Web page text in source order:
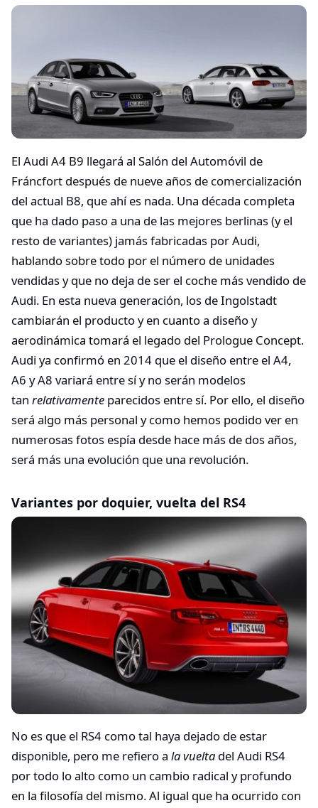
El Audi A4 B9 llegará al Salón del Automóvil de
Fráncfort después de nueve años de comercialización
del actual B8, que ahí es nada. Una década completa
que ha dado paso a una de las mejores berlinas (y el
resto de variantes) jamás fabricadas por Audi,
hablando sobre todo por el número de unidades
vendidas y que no deja de ser el coche más vendido de
Audi. En esta nueva generación, los de Ingolstadt
cambiarán el producto y en cuanto a diseño y
aerodinámica tomará el legado del Prologue Concept.
Audi ya confirmó en 2014 que el diseño entre el A4,
A6 y A8 variará entre sí y no serán modelos
tan relativamente parecidos entre sí. Por ello, el diseño
será algo más personal y como hemos podido ver en
numerosas fotos espía desde hace más de dos años,
será más una evolución que una revolución.
Variantes por doquier, vuelta del RS4
No es que el RS4 como tal haya dejado de estar
disponible, pero me refiero a la vuelta del Audi RS4
por todo lo alto como un cambio radical y profundo
en la filosofía del mismo. Al igual que ha ocurrido con